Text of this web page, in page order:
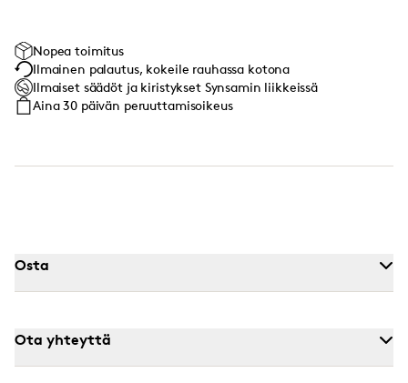
Nopea toimitus
Ilmainen palautus, kokeile rauhassa kotona
Ilmaiset säädöt ja kiristykset Synsamin liikkeissä
Aina 30 päivän peruuttamisoikeus
Osta
Ota yhteyttä